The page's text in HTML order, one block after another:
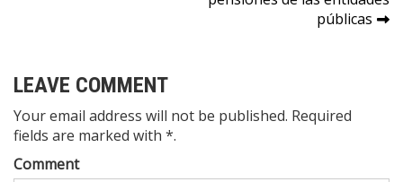
públicas
LEAVE COMMENT
Your email address will not be published. Required
fields are marked with *.
Comment